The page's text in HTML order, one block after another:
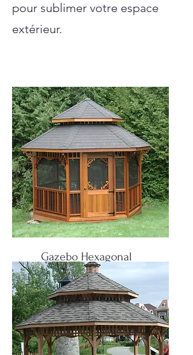
pour sublimer votre espace
extérieur.
Gazebo Hexagonal
Huit cotés avec un toit, deux toit ou une
campanile